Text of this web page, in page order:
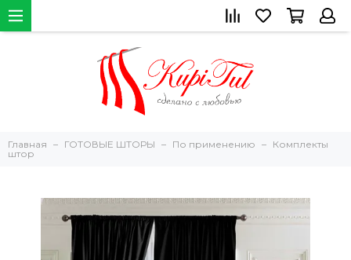
Главная ГОТОВЫЕ ШТОРЫ По применению
Комплекты
штор